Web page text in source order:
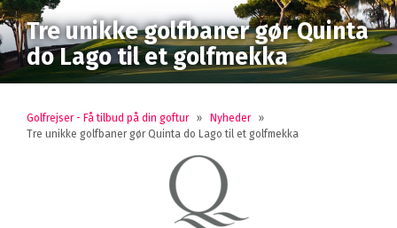
Tre unikke golfbaner gør Quinta
do Lago til et golfmekka
Golfrejser - Få tilbud på din goftur » Nyheder
»
Tre unikke golfbaner gør Quinta do Lago til et golfmekka